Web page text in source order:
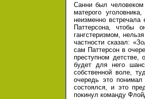
Санни был
матерого
неизменно
Паттерсона, чтобы
гангстеризмом,
частности сказал:
сам Паттерсон в
преступном детстве,
будет для него
собственной воле,
очередь это
состоялся, и это
покинул команду